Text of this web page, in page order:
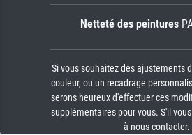
Netteté des peintures
Si vous souhaitez des ajustements
couleur, ou un recadrage
serons heureux d'effectuer ces
supplémentaires pour vous. S'il
à nous contacter.